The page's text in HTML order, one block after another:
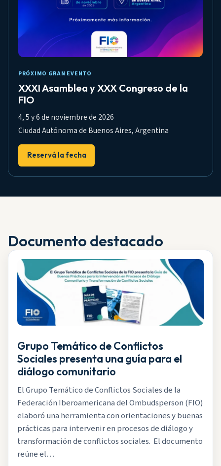
PRÓXIMO GRAN EVENTO
XXXI Asamblea y XXX Congreso de la
FIO
4, 5 y 6 de noviembre de 2026
Ciudad Autónoma de Buenos Aires, Argentina
Reservá la fecha
Documento destacado
Grupo Temático de Conflictos
Sociales presenta una guía para el
diálogo comunitario
El Grupo Temático de Conflictos Sociales de la
Federación Iberoamericana del Ombudsperson (FIO)
elaboró una herramienta con orientaciones y buenas
prácticas para intervenir en procesos de diálogo y
transformación de conflictos sociales. El documento
reúne el…